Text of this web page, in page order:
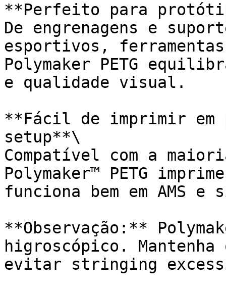
**Perfeito para
De engrenagens e
esportivos,
Polymaker PETG
e qualidade visual.
**Fácil de imprimir em
setup**\
Compatível com a
Polymaker™ PETG
funciona bem em AMS
**Observação:**
higroscópico.
evitar stringing